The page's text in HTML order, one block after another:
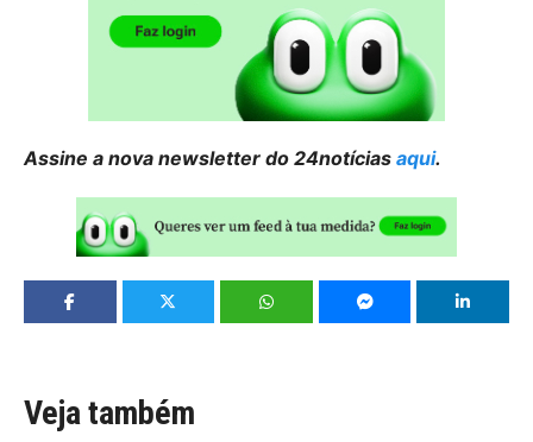
Assine a nova newsletter do 24notícias aqui.
Veja também